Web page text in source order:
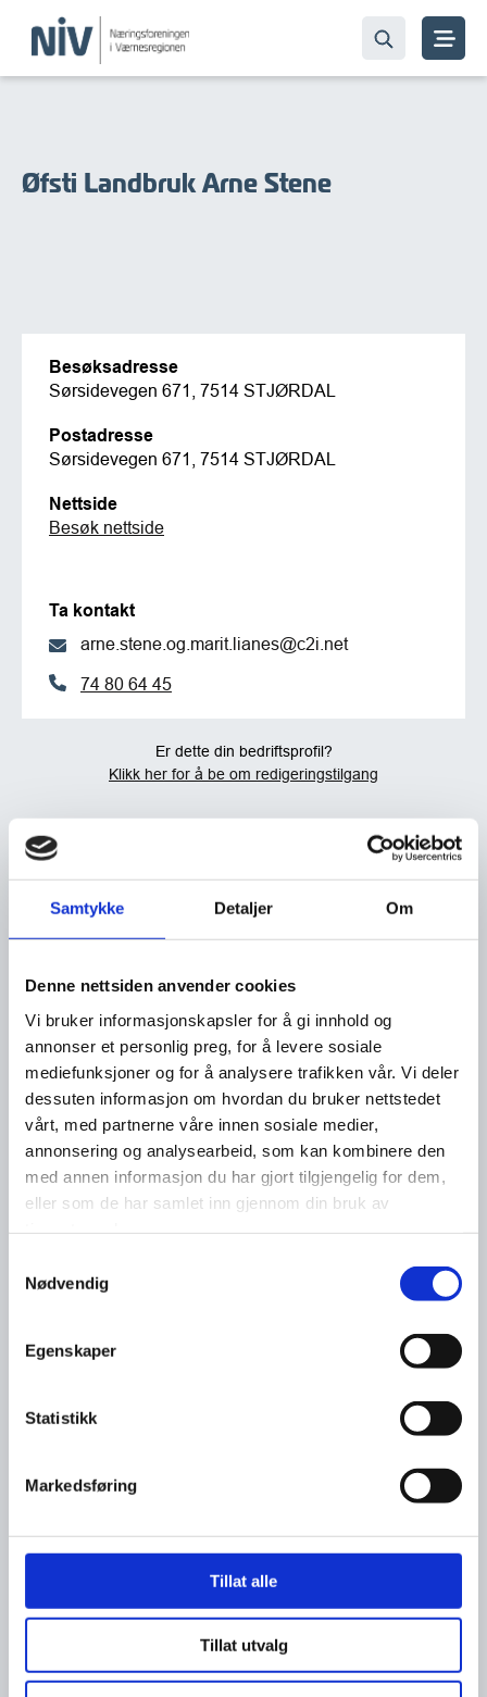
Samtykke Detaljer Om
Denne nettsiden anvender cookies
Vi bruker informasjonskapsler for å gi innhold og
annonser et personlig preg, for å levere sosiale
mediefunksjoner og for å analysere trafikken vår. Vi deler
dessuten informasjon om hvordan du bruker nettstedet
vårt, med partnerne våre innen sosiale medier,
annonsering og analysearbeid, som kan kombinere den
med annen informasjon du har gjort tilgjengelig for dem,
eller som de har samlet inn gjennom din bruk av
Nødvendig
Egenskaper
Statistikk
Markedsføring
Tillat alle
Tillat utvalg
Øfsti Landbruk Arne Stene
Besøksadresse
Sørsidevegen 671, 7514 STJØRDAL
Postadresse
Sørsidevegen 671, 7514 STJØRDAL
Nettside
Besøk nettside
Ta kontakt
arne.stene.og.marit.lianes@c2i.net
74 80 64 45
Er dette din bedriftsprofil?
Klikk her for å be om redigeringstilgang